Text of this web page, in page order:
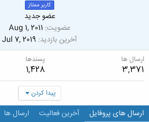
کاربر ممتاز
عضو جدید
عضویت Aug 1, 2011
آخرین بازدید Jul 7, 2019
ارسال ها
3,371
پسندها
1,428
پیدا کردن
ارسال های پروفایل آخرین فعالیت ارسال ها